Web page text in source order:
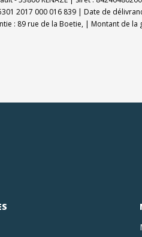
2017 000 016 839 | Date de
: 89 rue de la Boetie, | Montant de